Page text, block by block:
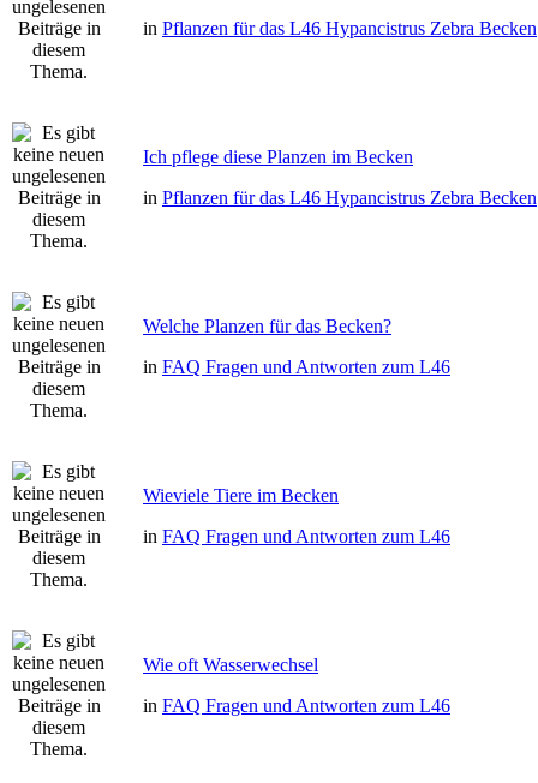
in Pflanzen für das L46 Hypancistrus Zebra Becken
Ich pflege diese Planzen im Becken
in Pflanzen für das L46 Hypancistrus Zebra Becken
Welche Planzen für das Becken?
in FAQ Fragen und Antworten zum L46
Wieviele Tiere im Becken
in FAQ Fragen und Antworten zum L46
Wie oft Wasserwechsel
in FAQ Fragen und Antworten zum L46